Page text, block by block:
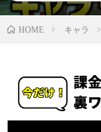
HOME キャラ